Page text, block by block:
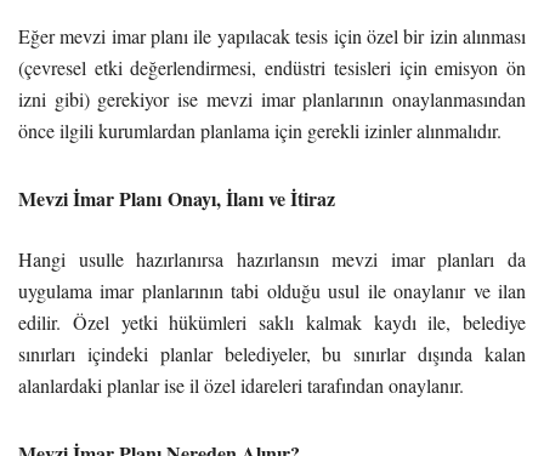
Eğer mevzi imar planı ile yapılacak tesis için özel bir izin alınması
(çevresel etki değerlendirmesi, endüstri tesisleri için emisyon ön
izni gibi) gerekiyor ise mevzi imar planlarının onaylanmasından
önce ilgili kurumlardan planlama için gerekli izinler alınmalıdır.
Mevzi İmar Planı Onayı, İlanı ve İtiraz
Hangi usulle hazırlanırsa hazırlansın mevzi imar planları da
uygulama imar planlarının tabi olduğu usul ile onaylanır ve ilan
edilir. Özel yetki hükümleri saklı kalmak kaydı ile, belediye
sınırları içindeki planlar belediyeler, bu sınırlar dışında kalan
alanlardaki planlar ise il özel idareleri tarafından onaylanır.